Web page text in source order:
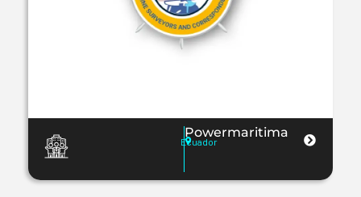
Powermaritima
Ecuador